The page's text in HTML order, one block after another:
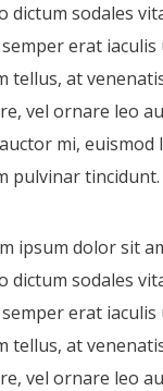
dictum sodales
erat
tellus, at
vel ornare leo
mi,
pulvinar tincidunt.
ipsum dolor sit
dictum sodales
erat
tellus, at
vel ornare leo